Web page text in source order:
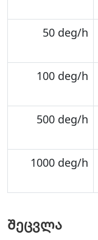
50 deg/h
100 deg/h
500 deg/h
1000 deg/h
Შეცვლა